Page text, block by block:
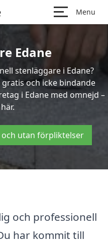
Menu
Edane
stenläggare i Edane?
och icke bindande
i Edane med omnejd –
och utan förpliktelser
och professionell
har kommit till